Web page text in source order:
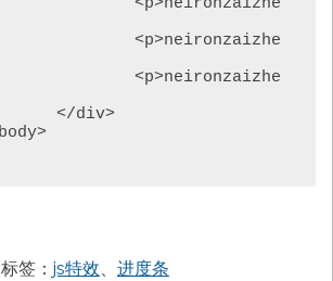
标签： js特效、 进度条